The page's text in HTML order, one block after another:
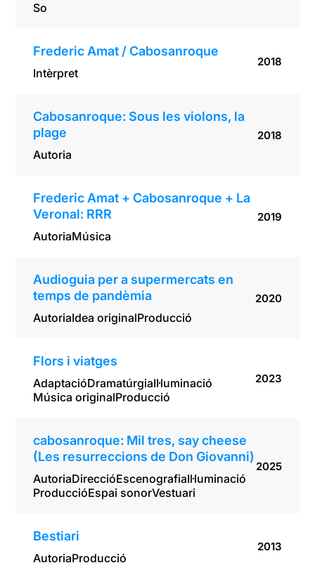
So
Frederic Amat / Cabosanroque
Intèrpret
2018
Cabosanroque: Sous les violons, la
plage
Autoria
2018
Frederic Amat + Cabosanroque + La
Veronal: RRR
AutoriaMúsica
2019
Audioguia per a supermercats en
temps de pandèmia
AutoriaIdea originalProducció
2020
Flors i viatges
AdaptacióDramatúrgiaIl·luminació
Música originalProducció
2023
cabosanroque: Mil tres, say cheese
(Les resurreccions de Don Giovanni)
AutoriaDireccióEscenografiaIl·luminació
ProduccióEspai sonorVestuari
2025
Bestiari
AutoriaProducció
2013